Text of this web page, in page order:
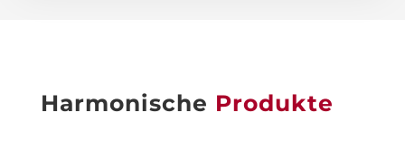
Harmonische Produkte